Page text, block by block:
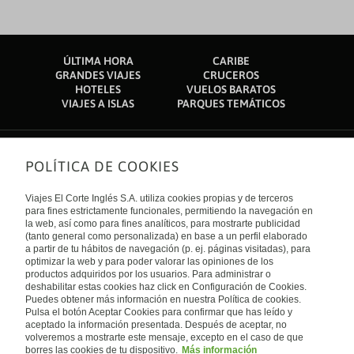
ÚLTIMA HORA
CARIBE
GRANDES VIAJES
CRUCEROS
HOTELES
VUELOS BARATOS
VIAJES A ISLAS
PARQUES TEMÁTICOS
Sobre nosotros
Quiénes somos
Financiación
Sostenibilidad
Turismo accesible
Tarjeta El Corte Inglés
Trabaja con nosotros
El Corte Inglés
Canal Ético
Enlaces de interés
Guías de viaje
Catálogos
Auto check-in
Condiciones Generales
Política de privacidad
Política de cookies
Accesibilidad
Empresas/ Grupos
Internacional
España
Visita nuestro blog
POLÍTICA DE COOKIES
Viajes El Corte Inglés S.A. utiliza cookies propias y de terceros
para fines estrictamente funcionales, permitiendo la navegación en
la web, así como para fines analíticos, para mostrarte publicidad
(tanto general como personalizada) en base a un perfil elaborado
a partir de tu hábitos de navegación (p. ej. páginas visitadas), para
optimizar la web y para poder valorar las opiniones de los
productos adquiridos por los usuarios. Para administrar o
deshabilitar estas cookies haz click en Configuración de Cookies.
Puedes obtener más información en nuestra Política de cookies.
Pulsa el botón Aceptar Cookies para confirmar que has leído y
aceptado la información presentada. Después de aceptar, no
volveremos a mostrarte este mensaje, excepto en el caso de que
borres las cookies de tu dispositivo. Más información